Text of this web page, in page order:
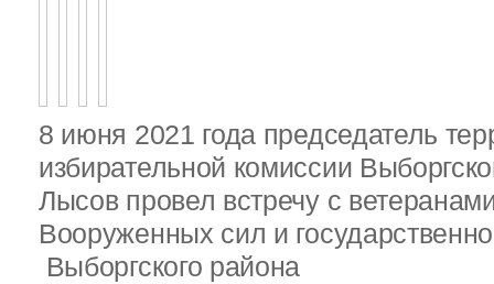
8 июня 2021 года председатель
избирательной комиссии
Лысов провел встречу с
Вооруженных сил и
Выборгского района